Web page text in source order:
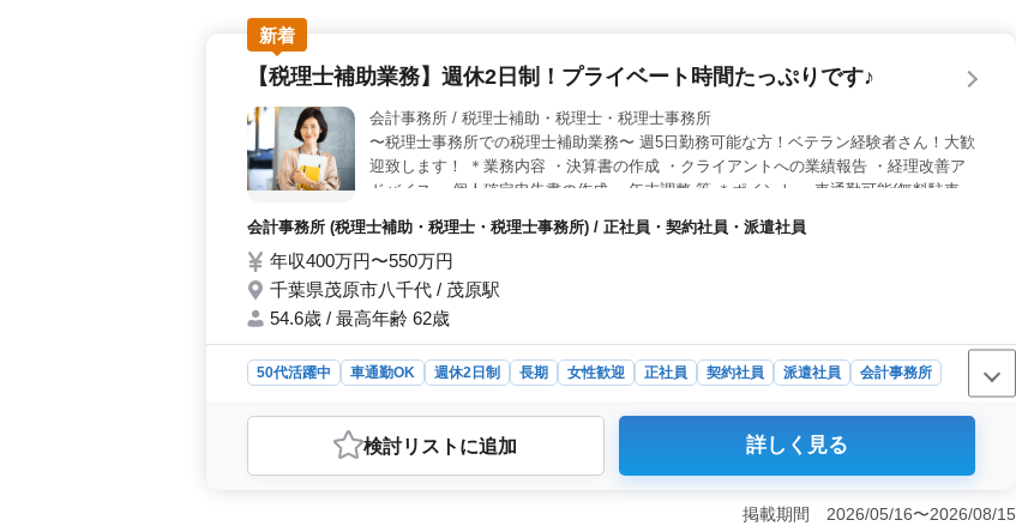
っており、従業員数は4人。平均年齢は45.6歳で、最高年齢は67歳です。男女比率は男性3：女性
7で、禁煙環境もあります。
新着
【税理士補助業務】週休2日制！プライベート時間たっぷりです♪
会計事務所 / 税理士補助・税理士・税理士事務所
〜税理士事務所での税理士補助業務〜 週5日勤務可能な方！ベテラン経験者さん！大歓
迎致します！ ＊業務内容 ・決算書の作成 ・クライアントへの業績報告 ・経理改善ア
ドバイス ・個人確定申告書の作成 ・年末調整 等 ＊ポイント ・車通勤可能(無料駐車場
完備) ・週休2日制 プライベート時間たっぷり作れます！ 皆様のご応募お待ちしており
ます！
会計事務所 (税理士補助・税理士・税理士事務所) / 正社員・契約社員・派遣社員
年収400万円〜550万円
千葉県茂原市八千代 / 茂原駅
54.6歳 / 最高年齢 62歳
50代活躍中 車通勤OK 週休2日制 長期 女性歓迎 正社員 契約社員 派遣社員 会計事務所
おすすめポイント
＜働きやすい環境＞ 週休2日制でプライベート時間を確保可能です。通勤には車を利用でき、
無料駐車場完備でストレスなく通勤できます。仕事後に余裕を持って自分の時間を楽しめる環境
経験5年以上の方には特に適しています。税理士補助業務の経験を積みながら、クライアントと
検討リスト に追加 詳しく見る
掲載期間 2026/05/16〜2026/08/15